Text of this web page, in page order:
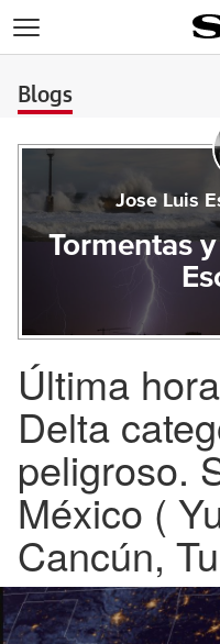
Blogs
Jose Luis
Tormentas
Última
Delta
peligroso.
México (
Cancún,